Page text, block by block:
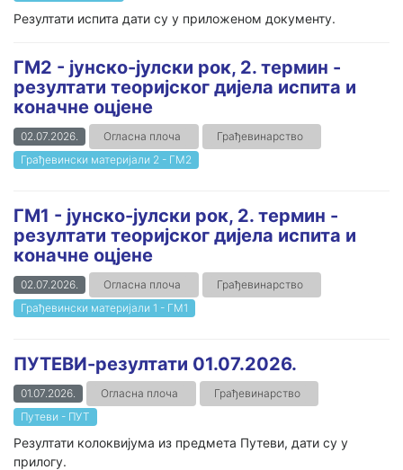
Резултати испита дати су у приложеном документу.
ГМ2 - јунско-јулски рок, 2. термин -
резултати теоријског дијела испита и
коначне оцјене
02.07.2026. Огласна плоча
Грађевинарство
Грађевински материјали 2 - ГМ2
ГМ1 - јунско-јулски рок, 2. термин -
резултати теоријског дијела испита и
коначне оцјене
02.07.2026. Огласна плоча
Грађевинарство
Грађевински материјали 1 - ГМ1
ПУТЕВИ-резултати 01.07.2026.
01.07.2026. Огласна плоча
Грађевинарство
Путеви - ПУТ
Резултати колоквијума из предмета Путеви, дати су у
прилогу.